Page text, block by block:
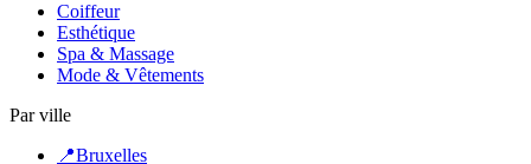
Coiffeur
Esthétique
Spa & Massage
Mode & Vêtements
Par ville
📍Bruxelles